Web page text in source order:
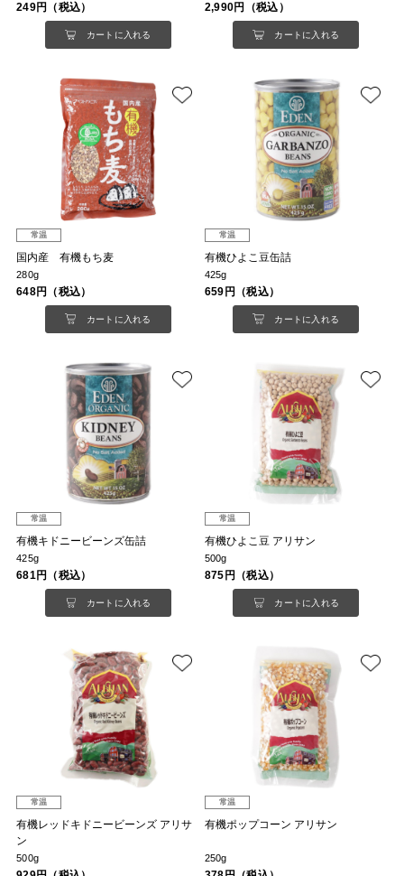
249円（税込）
カートに入れる
2,990円（税込）
カートに入れる
常温
国内産 有機もち麦
280g
648円（税込）
カートに入れる
常温
有機ひよこ豆缶詰
425g
659円（税込）
カートに入れる
常温
有機キドニービーンズ缶詰
425g
681円（税込）
カートに入れる
常温
有機ひよこ豆 アリサン
500g
875円（税込）
カートに入れる
常温
有機レッドキドニービーンズ アリサ
ン
500g
常温
有機ポップコーン アリサン
250g